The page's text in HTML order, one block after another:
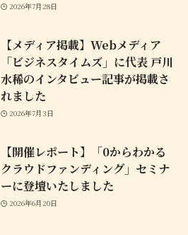
2026年7月28日
【メディア掲載】Webメディア
「ビジネスタイムズ」に代表 戸川
水稀のインタビュー記事が掲載さ
れました
2026年7月3日
【開催レポート】「0からわかる
クラウドファンディング」セミナ
ーに登壇いたしました
2026年6月20日